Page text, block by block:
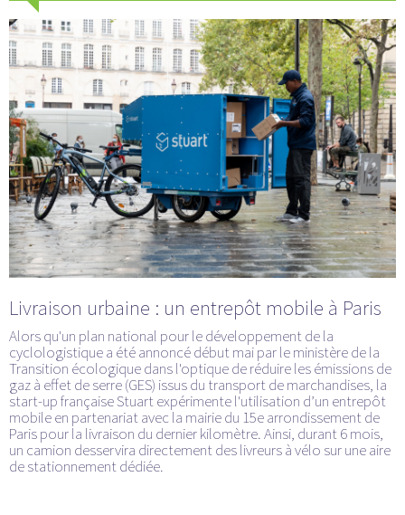
Livraison urbaine : un entrepôt mobile à Paris
Alors qu'un plan national pour le développement de la
cyclologistique a été annoncé début mai par le ministère de la
Transition écologique dans l'optique de réduire les émissions de
gaz à effet de serre (GES) issus du transport de marchandises, la
start-up française Stuart expérimente l'utilisation d’un entrepôt
mobile en partenariat avec la mairie du 15e arrondissement de
Paris pour la livraison du dernier kilomètre. Ainsi, durant 6 mois,
un camion desservira directement des livreurs à vélo sur une aire
de stationnement dédiée.